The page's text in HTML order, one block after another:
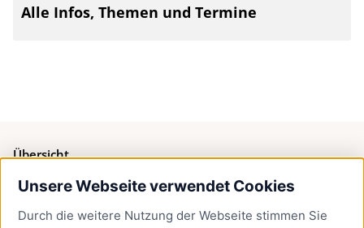
Unsere Webseite verwendet Cookies
Durch die weitere Nutzung der Webseite stimmen Sie
Alle Infos, Themen und Termine
Übersicht
Bürgerservice
Presse